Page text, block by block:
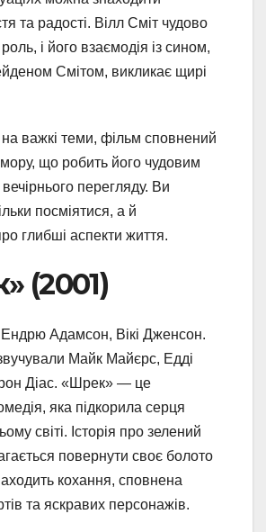
та радості. Вілл Сміт чудово
і його взаємодія із сином,
Смітом, викликає щирі
важкі теми, фільм сповнений
що робить його чудовим
перегляду. Ви
посміятися, а й
глибші аспекти життя.
(2001)
Адамсон, Вікі Дженсон.
Майк Майєрс, Едді
Діас. «Шрек» — це
яка підкорила серця
світі. Історія про зелений
повернути своє болото
кохання, сповнена
та яскравих персонажів.